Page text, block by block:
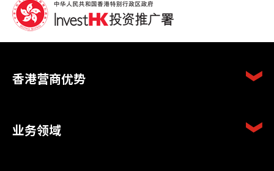
香港营商优势
业务领域